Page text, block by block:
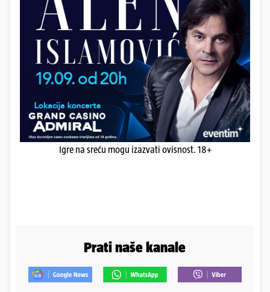
Igre na sreću mogu izazvati ovisnost. 18+
Prati naše kanale